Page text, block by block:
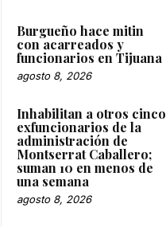
Burgueño hace mitin
con acarreados y
funcionarios en Tijuana
agosto 8, 2026
Inhabilitan a otros cinco
exfuncionarios de la
administración de
Montserrat Caballero;
suman 10 en menos de
una semana
agosto 8, 2026